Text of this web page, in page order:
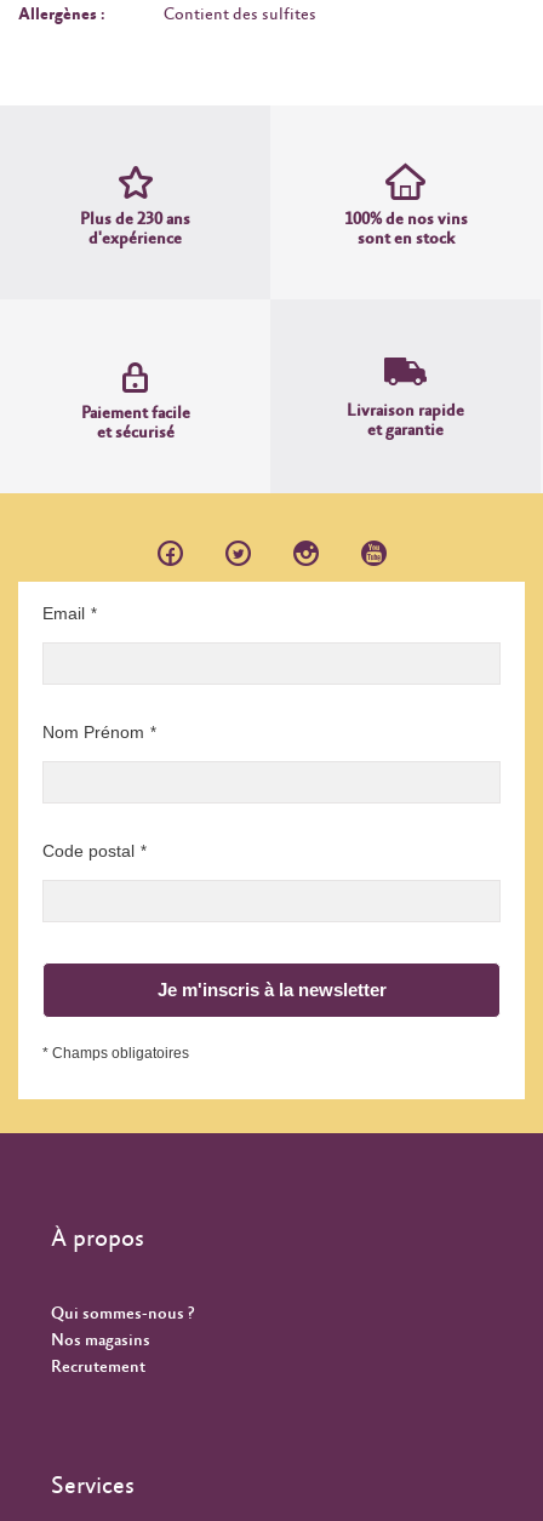
Allergènes : Contient des sulfites
Plus de 230 ans
d'expérience
100% de nos vins
sont en stock
Paiement facile
et sécurisé
Livraison rapide
et garantie
Email *
Nom Prénom *
Code postal *
Je m'inscris à la newsletter
* Champs obligatoires
À propos
Qui sommes-nous ?
Nos magasins
Recrutement
Services